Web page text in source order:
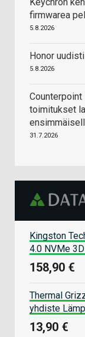
firmwarea
5.8.2026
Honor
5.8.2026
toimitukset
31.7.2026
Kingston
4.0 NVMe
158,90 €
Thermal
yhdiste
13,90 €